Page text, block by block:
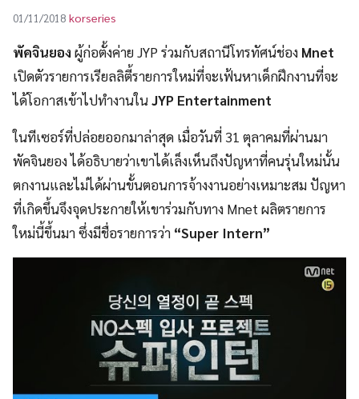
01/11/2018 korseries
พัคจินยองผู้ก่อตั้งค่าย JYP ร่วมกับสถานีโทรทัศน์ช่อง Mnet
เปิดตัวรายการเรียลลิตี้รายการใหม่ที่จะเฟ้นหาเด็กฝึกงานที่จะ
ได้โอกาสเข้าไปทำงานในJYP Entertainment
ในทีเซอร์ที่ปล่อยออกมาล่าสุด เมื่อวันที่ 31 ตุลาคมที่ผ่านมา
พัคจินยอง ได้อธิบายว่าเขาได้เล็งเห็นถึงปัญหาที่คนรุ่นใหม่นั้น
ตกงานและไม่ได้ผ่านขั้นตอนการจ้างงานอย่างเหมาะสม ปัญหา
ที่เกิดขึ้นจึงจุดประกายให้เขาร่วมกับทาง Mnet ผลิตรายการ
ใหม่นี้ขึ้นมา ซึ่งมีชื่อรายการว่า “Super Intern”